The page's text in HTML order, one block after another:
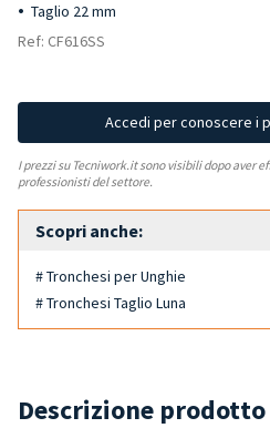
Taglio 22 mm
Ref: CF616SS
Accedi per conoscere i
I prezzi su Tecniwork.it sono visibili dopo aver
professionisti del settore.
Scopri anche:
# Tronchesi per Unghie
# Tronchesi Taglio Luna
Descrizione prodotto